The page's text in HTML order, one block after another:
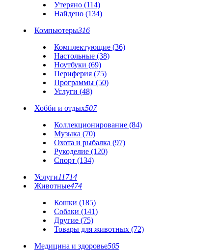
Утеряно (114)
Найдено (134)
Компьютеры316
Комплектующие (36)
Настольные (38)
Ноутбуки (69)
Периферия (75)
Программы (50)
Услуги (48)
Хобби и отдых507
Коллекционирование (84)
Музыка (70)
Охота и рыбалка (97)
Рукоделие (120)
Спорт (134)
Услуги11714
Животные474
Кошки (185)
Собаки (141)
Другие (75)
Товары для животных (72)
Медицина и здоровье505